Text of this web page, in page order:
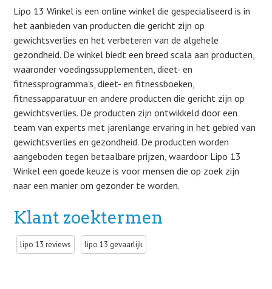
Lipo 13 Winkel is een online winkel die gespecialiseerd is in
het aanbieden van producten die gericht zijn op
gewichtsverlies en het verbeteren van de algehele
gezondheid. De winkel biedt een breed scala aan producten,
waaronder voedingssupplementen, dieet- en
fitnessprogramma's, dieet- en fitnessboeken,
fitnessapparatuur en andere producten die gericht zijn op
gewichtsverlies. De producten zijn ontwikkeld door een
team van experts met jarenlange ervaring in het gebied van
gewichtsverlies en gezondheid. De producten worden
aangeboden tegen betaalbare prijzen, waardoor Lipo 13
Winkel een goede keuze is voor mensen die op zoek zijn
naar een manier om gezonder te worden.
Klant zoektermen
lipo 13 reviews lipo 13 gevaarlijk